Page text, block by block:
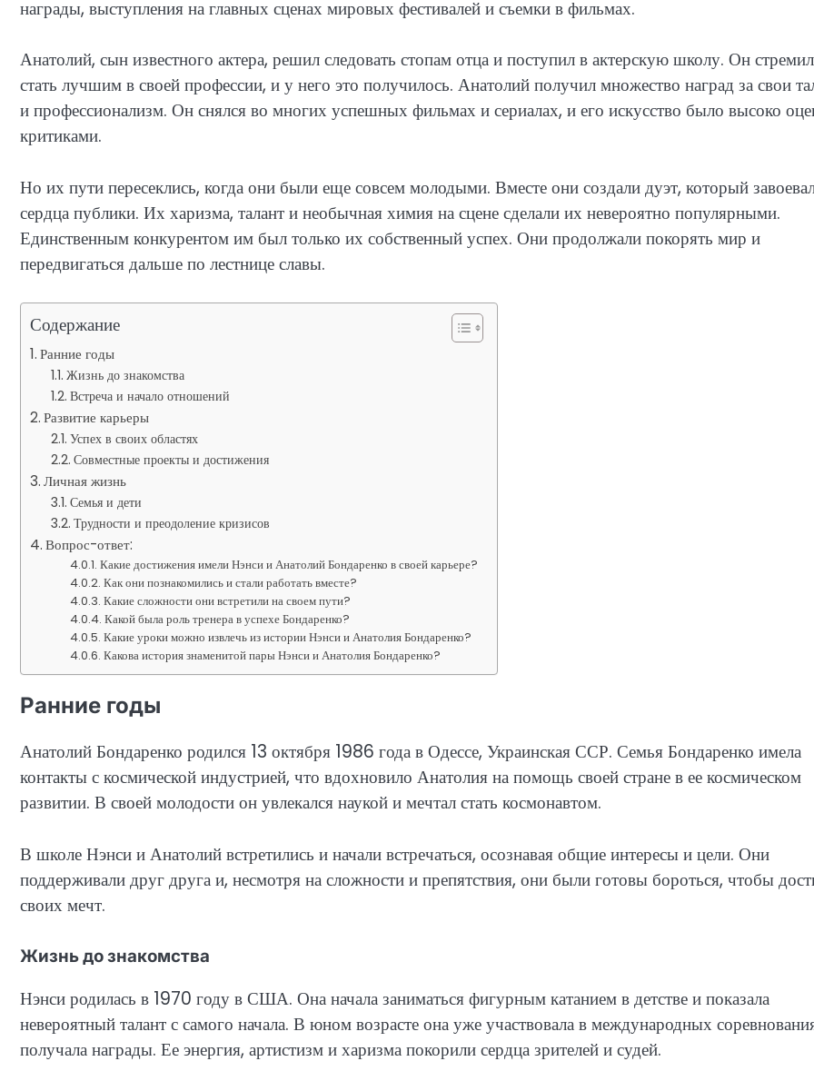
награды, выступления на главных сценах мировых фестивалей и съемки в фильмах.
Анатолий, сын известного актера, решил следовать стопам отца и поступил в актерскую школу. Он
стать лучшим в своей профессии, и у него это получилось. Анатолий получил множество наград за свои
и профессионализм. Он снялся во многих успешных фильмах и сериалах, и его искусство было высоко
критиками.
Но их пути пересеклись, когда они были еще совсем молодыми. Вместе они создали дуэт, который
сердца публики. Их харизма, талант и необычная химия на сцене сделали их невероятно популярными.
Единственным конкурентом им был только их собственный успех. Они продолжали покорять мир и
передвигаться дальше по лестнице славы.
Содержание
Ранние годы
Жизнь до знакомства
Встреча и начало отношений
Развитие карьеры
Успех в своих областях
Совместные проекты и достижения
Личная жизнь
Семья и дети
Трудности и преодоление кризисов
Вопрос-ответ:
Какие достижения имели Нэнси и Анатолий Бондаренко в своей карьере?
Как они познакомились и стали работать вместе?
Какие сложности они встретили на своем пути?
Какой была роль тренера в успехе Бондаренко?
Какие уроки можно извлечь из истории Нэнси и Анатолия Бондаренко?
Какова история знаменитой пары Нэнси и Анатолия Бондаренко?
Ранние годы
Анатолий Бондаренко родился 13 октября 1986 года в Одессе, Украинская ССР. Семья Бондаренко имела
контакты с космической индустрией, что вдохновило Анатолия на помощь своей стране в ее космическом
развитии. В своей молодости он увлекался наукой и мечтал стать космонавтом.
В школе Нэнси и Анатолий встретились и начали встречаться, осознавая общие интересы и цели. Они
поддерживали друг друга и, несмотря на сложности и препятствия, они были готовы бороться, чтобы
своих мечт.
Жизнь до знакомства
Нэнси родилась в 1970 году в США. Она начала заниматься фигурным катанием в детстве и показала
невероятный талант с самого начала. В юном возрасте она уже участвовала в международных
получала награды. Ее энергия, артистизм и харизма покорили сердца зрителей и судей.